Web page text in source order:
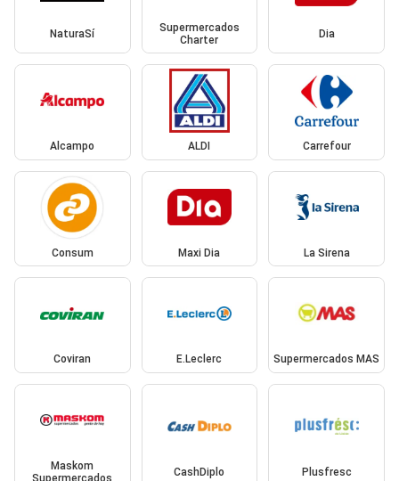
NaturaSí
Supermercados
Charter
Dia
Alcampo ALDI Carrefour
Consum Maxi Dia La Sirena
Coviran E.Leclerc Supermercados MAS
Maskom
Supermercados
CashDiplo Plusfresc